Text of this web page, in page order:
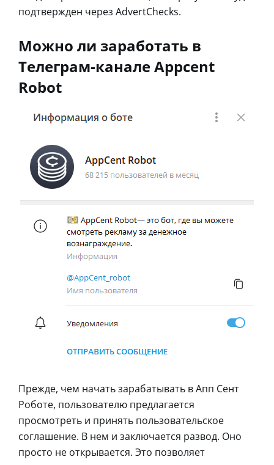
подтвержден через AdvertChecks.
Можно ли заработать в
Телеграм-канале Appcent
Robot
Прежде, чем начать зарабатывать в Апп Сент
Роботе, пользователю предлагается
просмотреть и принять пользовательское
соглашение. В нем и заключается развод. Оно
просто не открывается. Это позволяет